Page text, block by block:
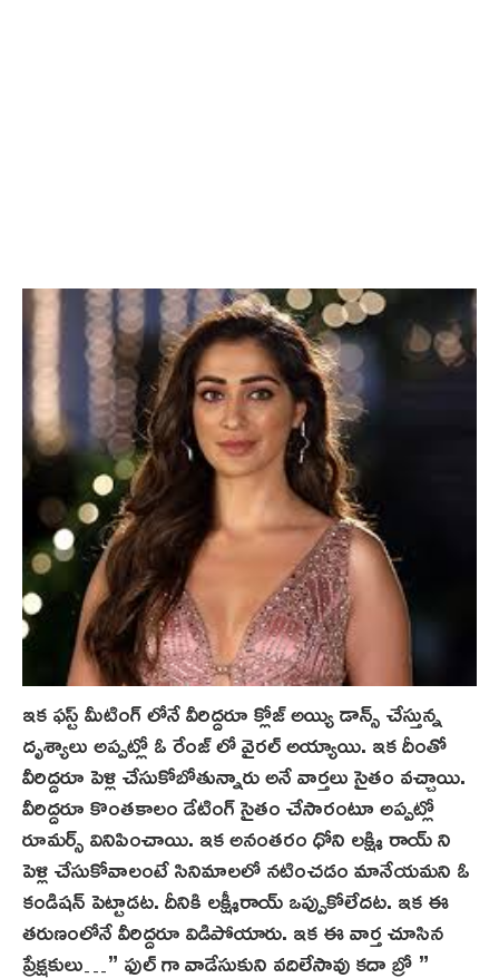
ఇక ఫస్ట్ మీటింగ్ లోనే వీరిద్దరూ క్లోజ్ అయ్యి డాన్స్ చేస్తున్న
దృశ్యాలు అప్పట్లో ఓ రేంజ్ లో వైరల్ అయ్యాయి. ఇక దీంతో
వీరిద్దరూ పెళ్లి చేసుకోబోతున్నారు అనే వార్తలు సైతం వచ్చాయి.
వీరిద్దరూ కొంతకాలం డేటింగ్ సైతం చేసారంటూ అప్పట్లో
రూమర్స్ వినిపించాయి. ఇక అనంతరం ధోని లక్ష్మి రాయ్ ని
పెళ్లి చేసుకోవాలంటే సినిమాలలో నటించడం మానేయమని ఓ
కండిషన్ పెట్టాడట. దీనికి లక్ష్మీరాయ్ ఒప్పుకోలేదట. ఇక ఈ
తరుణంలోనే వీరిద్దరూ విడిపోయారు. ఇక ఈ వార్త చూసిన
ప్రేక్షకులు…” ఫుల్ గా వాడేసుకుని వదిలేసావు కదా బ్రో ”